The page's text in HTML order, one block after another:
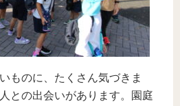
ものに、たくさん気づきま
との出会いがあります。園庭